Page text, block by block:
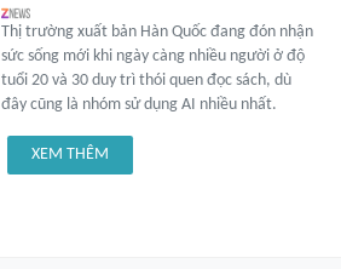
Thị trường xuất bản Hàn Quốc đang đón nhận
sức sống mới khi ngày càng nhiều người ở độ
tuổi 20 và 30 duy trì thói quen đọc sách, dù
đây cũng là nhóm sử dụng AI nhiều nhất.
XEM THÊM